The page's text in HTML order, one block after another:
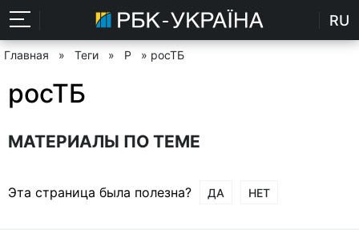
RU
Главная » Теги » Р » росТБ
росТБ
МАТЕРИАЛЫ ПО ТЕМЕ
Эта страница была полезна? ДА НЕТ